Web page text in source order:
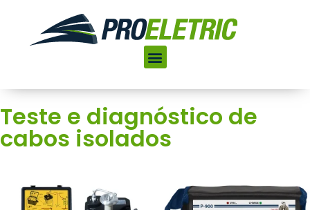
Teste e diagnóstico de
cabos isolados